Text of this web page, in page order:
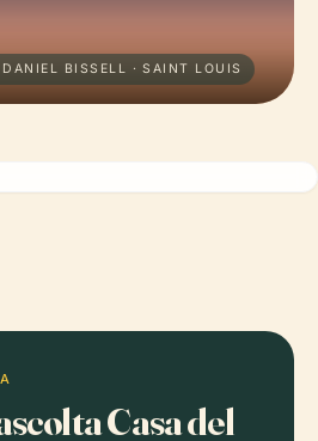
BISSELL · SAINT LOUIS
Casa del